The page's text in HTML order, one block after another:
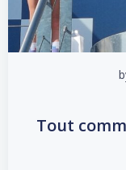
Tout